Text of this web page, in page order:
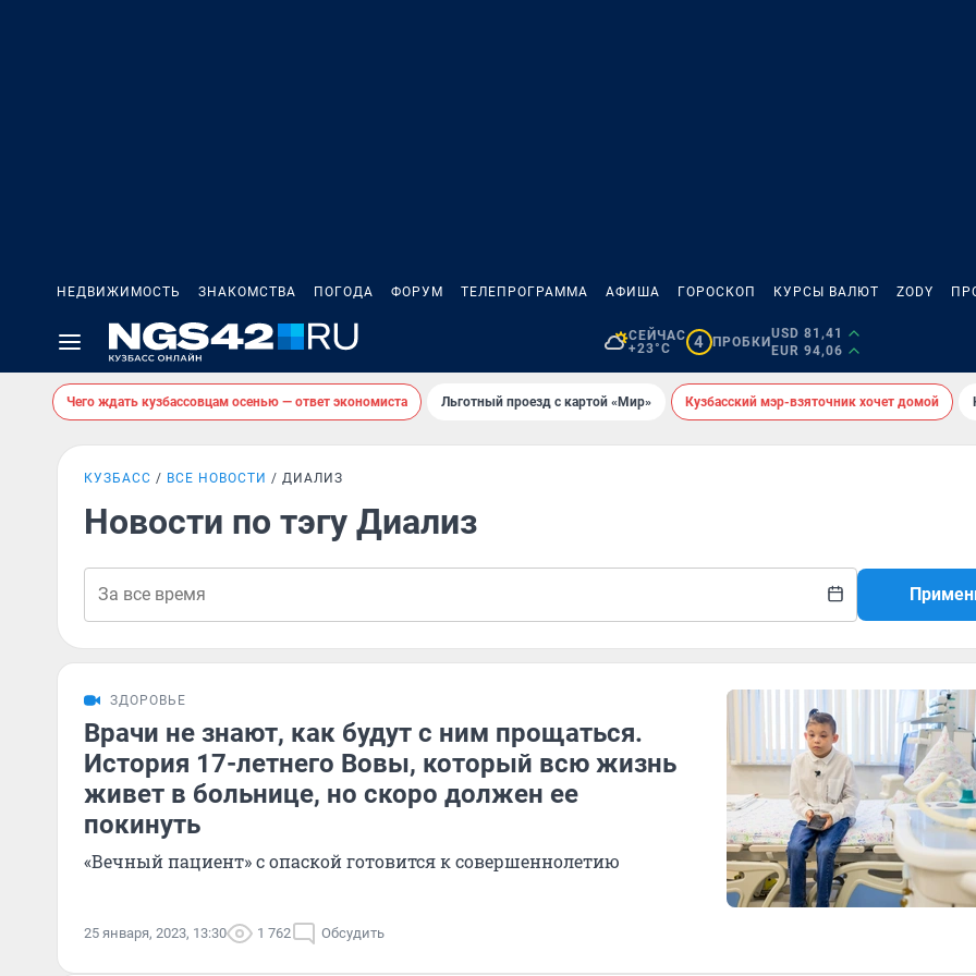
НЕДВИЖИМОСТЬ ЗНАКОМСТВА ПОГОДА ФОРУМ ТЕЛЕПРОГРАММА АФИША ГОРОСКОП КУРСЫ ВАЛЮТ ZODY
СЕЙЧАС
+23°C
4 ПРОБКИ
USD 81,41
EUR 94,06
Чего ждать кузбассовцам осенью — ответ экономиста Льготный проезд с картой «Мир» Кузбасский мэр-взяточник хочет домой
КУЗБАСС ВСЕ НОВОСТИ ДИАЛИЗ
Новости по тэгу Диализ
ЗДОРОВЬЕ
Врачи не знают, как будут с ним прощаться.
История 17-летнего Вовы, который всю жизнь
живет в больнице, но скоро должен ее
покинуть
«Вечный пациент» с опаской готовится к совершеннолетию
25 января, 2023, 13:30 1 762 Обсудить